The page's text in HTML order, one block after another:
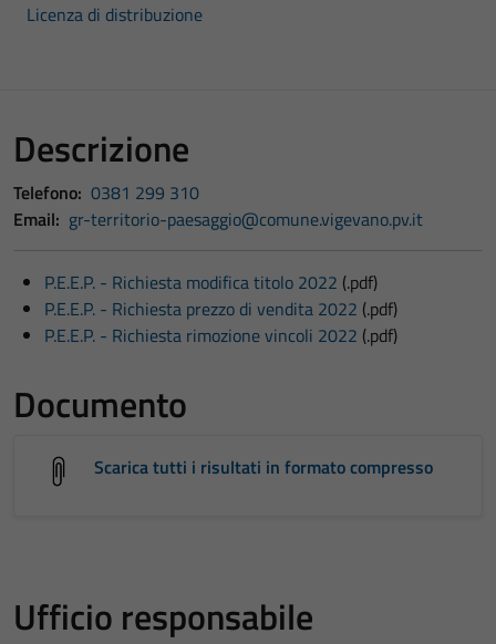
Licenza di distribuzione
Descrizione
Telefono: 0381 299 310
Email: gr-territorio-paesaggio@comune.vigevano.pv.it
P.E.E.P. - Richiesta modifica titolo 2022 (.pdf)
P.E.E.P. - Richiesta prezzo di vendita 2022 (.pdf)
P.E.E.P. - Richiesta rimozione vincoli 2022 (.pdf)
Documento
Scarica tutti i risultati in formato compresso
Ufficio responsabile